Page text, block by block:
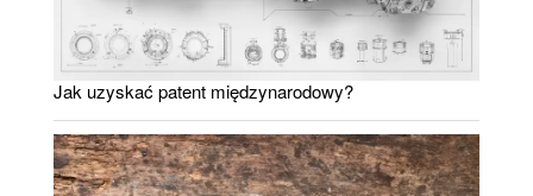
Jak uzyskać patent międzynarodowy?